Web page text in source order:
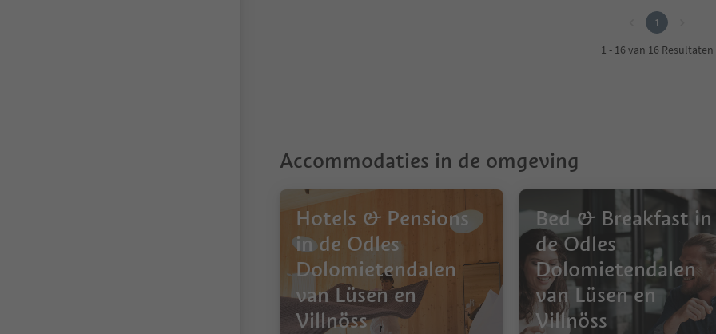
1
1 - 16 van 16 Resultaten
Accommodaties in de omgeving
Hotels & Pensions
in de Odles
Dolomietendalen
van Lüsen en
Villnöss
Bed & Breakfast in
de Odles
Dolomietendalen
van Lüsen en
Villnöss